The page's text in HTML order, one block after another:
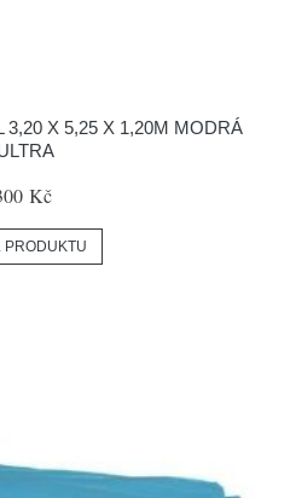
3,20 X 5,25 X 1,20M MODRÁ
Kč
PRODUKTU